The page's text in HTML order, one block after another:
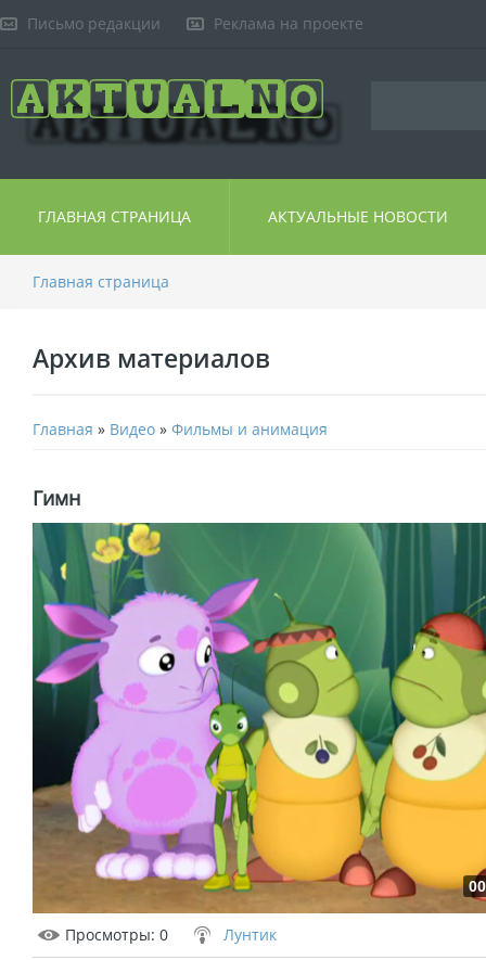
Письмо редакции Реклама на проекте
ГЛАВНАЯ СТРАНИЦА АКТУАЛЬНЫЕ НОВОСТИ
Главная страница
Архив материалов
Главная » Видео » Фильмы и анимация
Гимн
Просмотры: 0 Лунтик